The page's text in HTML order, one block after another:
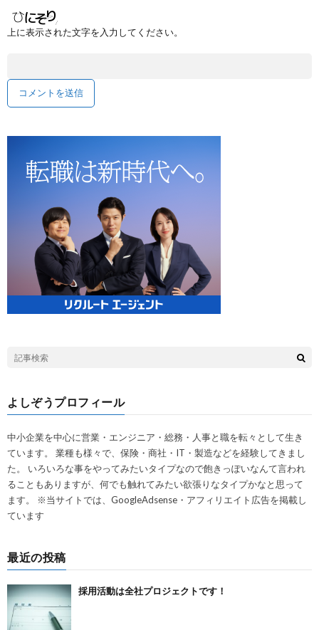
上に表示された文字を入力してください。
よしぞうプロフィール
中小企業を中心に営業・エンジニア・総務・人事と職を転々として生き
ています。 業種も様々で、保険・商社・IT・製造などを経験してきまし
た。 いろいろな事をやってみたいタイプなので飽きっぽいなんて言われ
ることもありますが、何でも触れてみたい欲張りなタイプかなと思って
ます。 ※当サイトでは、GoogleAdsense・アフィリエイト広告を掲載し
ています
最近の投稿
採用活動は全社プロジェクトです！